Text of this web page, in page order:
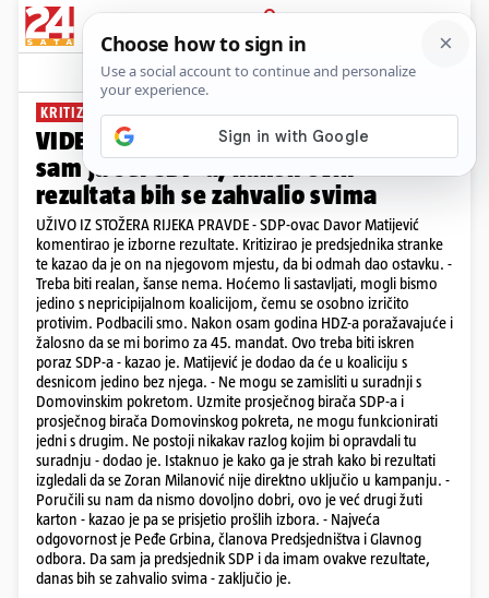
PRIJAVA
News Komentari
KRITIZIRAO STRANKU
VIDEO Matijević: Podbacili smo. Da
sam ja šef SDP-a, nakon ovih
rezultata bih se zahvalio svima
UŽIVO IZ STOŽERA RIJEKA PRAVDE - SDP-ovac Davor Matijević
komentirao je izborne rezultate. Kritizirao je predsjednika stranke
te kazao da je on na njegovom mjestu, da bi odmah dao ostavku. -
Treba biti realan, šanse nema. Hoćemo li sastavljati, mogli bismo
jedino s nepricipijalnom koalicijom, čemu se osobno izričito
protivim. Podbacili smo. Nakon osam godina HDZ-a poražavajuće i
žalosno da se mi borimo za 45. mandat. Ovo treba biti iskren
poraz SDP-a - kazao je. Matijević je dodao da će u koaliciju s
desnicom jedino bez njega. - Ne mogu se zamisliti u suradnji s
Domovinskim pokretom. Uzmite prosječnog birača SDP-a i
prosječnog birača Domovinskog pokreta, ne mogu funkcionirati
jedni s drugim. Ne postoji nikakav razlog kojim bi opravdali tu
suradnju - dodao je. Istaknuo je kako ga je strah kako bi rezultati
izgledali da se Zoran Milanović nije direktno uključio u kampanju. -
Poručili su nam da nismo dovoljno dobri, ovo je već drugi žuti
karton - kazao je pa se prisjetio prošlih izbora. - Najveća
odgovornost je Peđe Grbina, članova Predsjedništva i Glavnog
odbora. Da sam ja predsjednik SDP i da imam ovakve rezultate,
danas bih se zahvalio svima - zaključio je.